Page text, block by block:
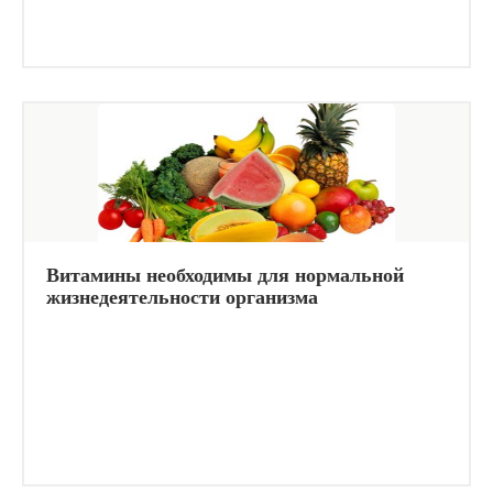
Витамины необходимы для нормальной
жизнедеятельности организма